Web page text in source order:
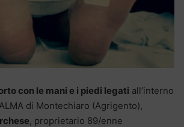
con le mani e i piedi legati all’interno
di Montechiaro (Agrigento),
, proprietario 89/enne